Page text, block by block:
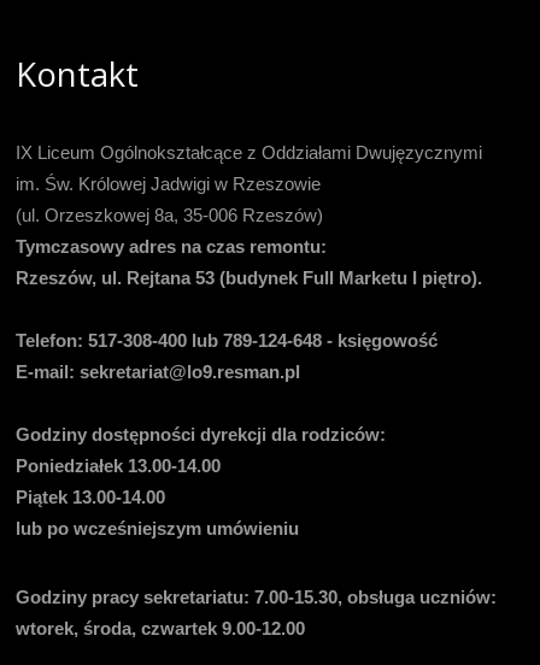
Kontakt
IX Liceum Ogólnokształcące z Oddziałami Dwujęzycznymi
im. Św. Królowej Jadwigi w Rzeszowie
(ul. Orzeszkowej 8a, 35-006 Rzeszów)
Tymczasowy adres na czas remontu:
Rzeszów, ul. Rejtana 53 (budynek Full Marketu I piętro).
Telefon:517-308-400 lub 789-124-648 - księgowość
E-mail: sekretariat@lo9.resman.pl
Godziny dostępności dyrekcji dla rodziców:
Poniedziałek 13.00-14.00
Piątek 13.00-14.00
lub po wcześniejszym umówieniu
Godziny pracy sekretariatu: 7.00-15.30, obsługa uczniów:
wtorek, środa, czwartek 9.00-12.00